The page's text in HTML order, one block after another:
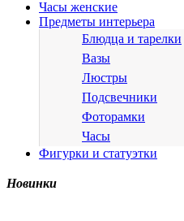
Часы женские
Предметы интерьера
Блюдца и тарелки
Вазы
Люстры
Подсвечники
Фоторамки
Часы
Фигурки и статуэтки
Новинки